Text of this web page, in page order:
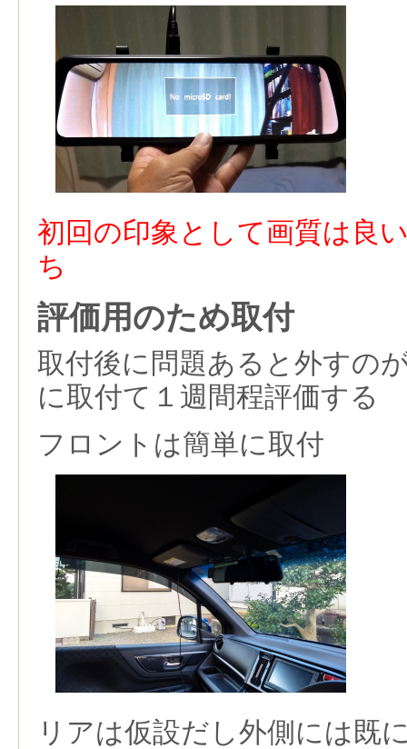
初回の印象として画質は良
ち
評価用のため取付
取付後に問題あると外すの
に取付て１週間程評価する
フロントは簡単に取付
リアは仮設だし外側には既